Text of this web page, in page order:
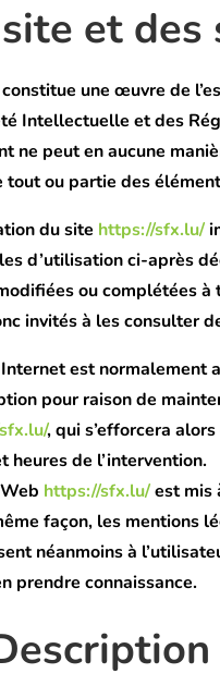
et des
une œuvre de
Intellectuelle et des
ne peut en aucune
tout ou partie des
du site https://sfx.lu/
d’utilisation ci-après
ou complétées
invités à les consulter
est normalement
pour raison de
, qui s’efforcera
heures de l’intervention.
https://sfx.lu/est mis
façon, les mentions
néanmoins à
prendre connaissance.